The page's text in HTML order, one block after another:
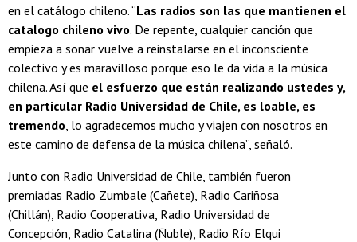
en el catálogo chileno. “Las radios son las que mantienen el
catalogo chileno vivo. De repente, cualquier canción que
empieza a sonar vuelve a reinstalarse en el inconsciente
colectivo y es maravilloso porque eso le da vida a la música
chilena. Así que el esfuerzo que están realizando ustedes y,
en particular Radio Universidad de Chile, es loable, es
tremendo , lo agradecemos mucho y viajen con nosotros en
este camino de defensa de la música chilena”, señaló.
Junto con Radio Universidad de Chile, también fueron
premiadas Radio Zumbale (Cañete), Radio Cariñosa
(Chillán), Radio Cooperativa, Radio Universidad de
Concepción, Radio Catalina (Ñuble), Radio Río Elqui